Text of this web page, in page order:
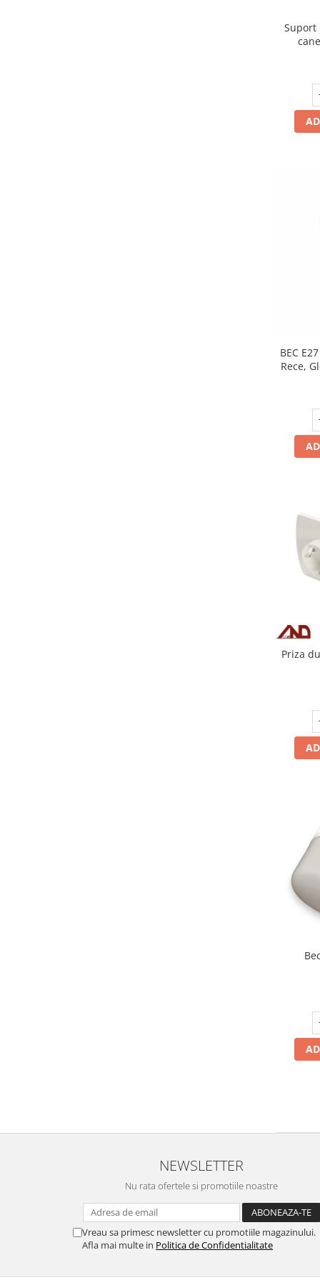
Suport
BEC
Rece,
Priza
NEWSLETTER
Nu rata ofertele si promotiile noastre
Vreau sa primesc newsletter cu promotiile magazinului.
Afla mai multe in Politica de Confidentialitate